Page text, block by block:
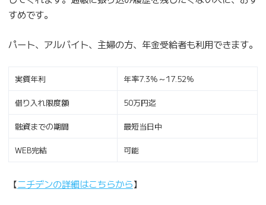
すめです。
パート、アルバイト、主婦の方、年金受給者も利用できます。
実質年利 年率7.3%～17.52%
借り入れ限度額 50万円迄
融資までの期間 最短当日中
WEB完結 可能
【ニチデンの詳細はこちらから】